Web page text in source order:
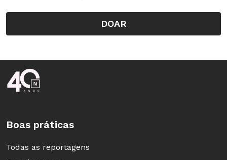
DOAR
Rodapé da Nova Escola
Boas práticas
Todas as reportagens